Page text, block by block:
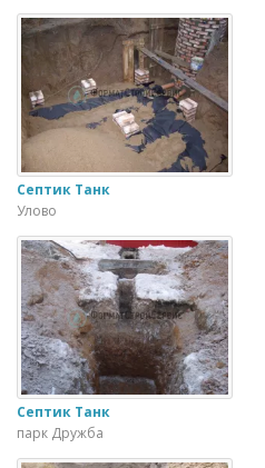
Септик Танк
Улово
Септик Танк
парк Дружба